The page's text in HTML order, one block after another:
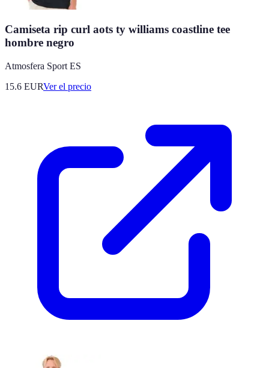
Camiseta rip curl aots ty williams coastline tee
hombre negro
Atmosfera Sport ES
15.6 EURVer el precio